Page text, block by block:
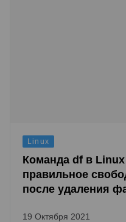
Linux
Команда df в
правильное
после удаления
19 Октября 2021